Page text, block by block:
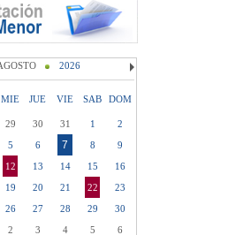
2026
MIE JUE VIE SAB DOM
29 30 31 1
2
5 6 7 8
9
12 13 14 15
16
19 20 21 22
23
26 27 28 29
30
2 3 4 5 6